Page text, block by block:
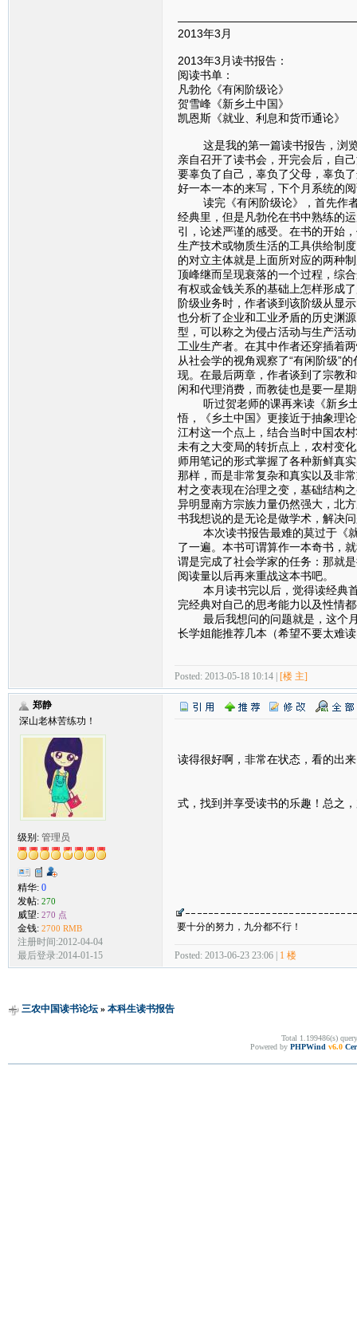
2013年3月
2013年3月读书报告：
阅读书单：
凡勃伦《有闲阶级论》
贺雪峰《新乡土中国》
凯恩斯《就业、利息和货币通论》
这是我的第一篇读书报告，浏览
亲自召开了读书会，开完会后，自
要辜负了自己，辜负了父母，辜负
好一本一本的来写，下个月系统的
读完《有闲阶级论》，首先作者
经典里，但是凡勃伦在书中熟练的
引，论述严谨的感受。在书的开始
生产技术或物质生活的工具供给制
的对立主体就是上面所对应的两种
顶峰继而呈现衰落的一个过程，综
有权或金钱关系的基础上怎样形成
阶级业务时，作者谈到该阶级从显
也分析了企业和工业矛盾的历史渊
型，可以称之为侵占活动与生产活
工业生产者。在其中作者还穿插着
从社会学的视角观察了“有闲阶级”
现。在最后两章，作者谈到了宗教
闲和代理消费，而教徒也是要一星
听过贺老师的课再来读《新乡土
悟，《乡土中国》更接近于抽象理
江村这一个点上，结合当时中国农
未有之大变局的转折点上，农村变
师用笔记的形式掌握了各种新鲜真
那样，而是非常复杂和真实以及非
村之变表现在治理之变，基础结构
异明显南方宗族力量仍然强大，北
书我想说的是无论是做学术，解决
本次读书报告最难的莫过于《就
了一遍。本书可谓算作一本奇书，
谓是完成了社会学家的任务：那就
阅读量以后再来重战这本书吧。
本月读书完以后，觉得读经典首
完经典对自己的思考能力以及性情
最后我想问的问题就是，这个月
长学姐能推荐几本（希望不要太难
Posted: 2013-05-18 10:14 | [楼 主]
郑静
深山老林苦练功！
级别: 管理员
精华: 0
发帖: 270
威望: 270 点
金钱: 2700 RMB
注册时间:2012-04-04
最后登录:2014-01-15
读得很好啊，非常在状态，看的出
式，找到并享受读书的乐趣！总之
要十分的努力，九分都不行！
Posted: 2013-06-23 23:06 | 1 楼
三农中国读书论坛» 本科生读书报告
Total 1.199486(s)
Powered by PHPWind v6.0